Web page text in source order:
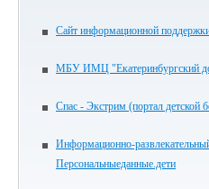
Сайт информационной
МБУ ИМЦ "Екатеринбургский
Спас - Экстрим (портал детской
Информационно-
Персональныеданные.дети